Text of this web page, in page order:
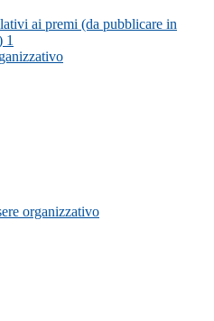
ai premi (da pubblicare in
1
organizzativo